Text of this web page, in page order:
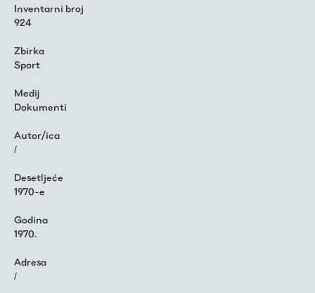
Inventarni broj
924
Zbirka
Sport
Medij
Dokumenti
Autor/ica
/
Desetljeće
1970-e
Godina
1970.
Adresa
/